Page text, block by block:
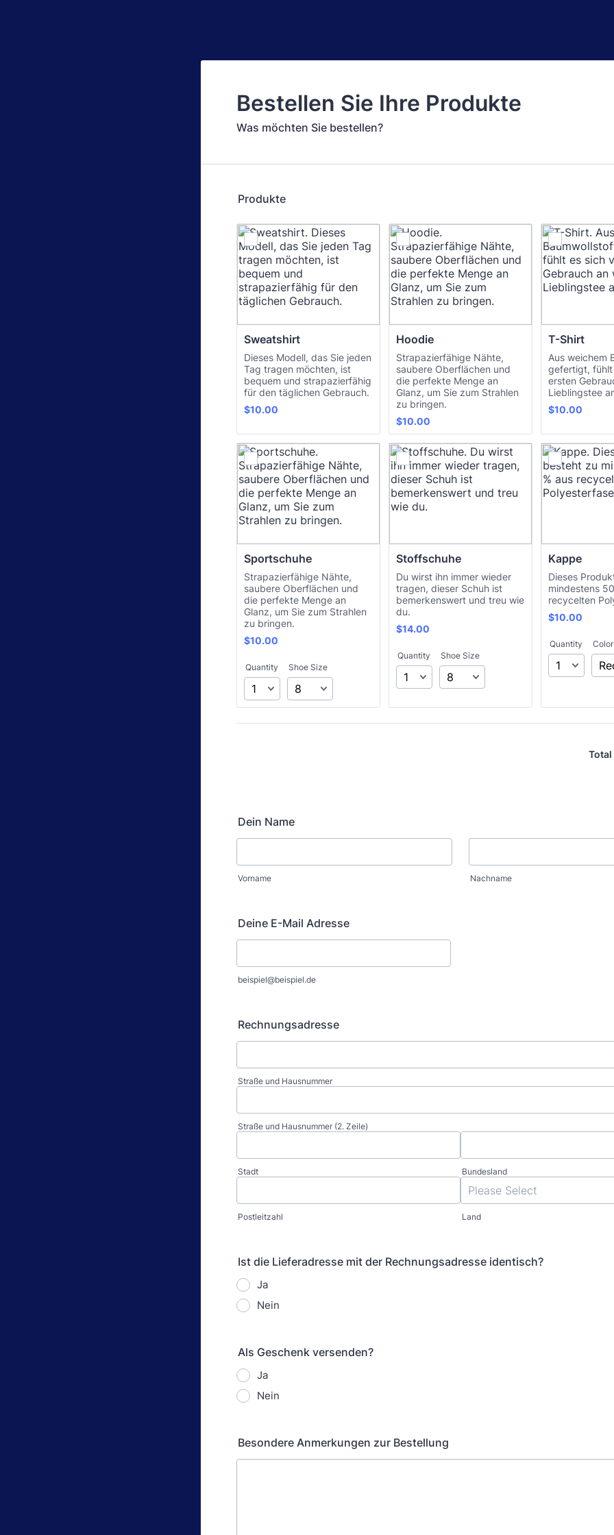
Bestellen Sie Ihre Produkte
Was möchten Sie bestellen?
Produkte
Sweatshirt
Dieses Modell, das Sie jeden
Tag tragen möchten, ist
bequem und strapazierfähig
für den täglichen Gebrauch.
$10.00
$10.00
Hoodie
Strapazierfähige Nähte,
saubere Oberflächen und
die perfekte Menge an
Glanz, um Sie zum Strahlen
zu bringen.
$10.00
$10.00
T-Shirt
Aus weichem
gefertigt, fühlt
ersten
Lieblingstee
$10.00
$10.00
Sportschuhe
Strapazierfähige Nähte,
saubere Oberflächen und
die perfekte Menge an
Glanz, um Sie zum Strahlen
zu bringen.
$10.00
$10.00
Quantity Shoe Size
Stoffschuhe
Du wirst ihn immer wieder
tragen, dieser Schuh ist
bemerkenswert und treu wie
du.
$14.00
$14.00
Quantity Shoe Size
Kappe
Dieses
mindestens
recycelten
$10.00
$10.00
Quantity Color
Total
Dein Name
Vorname Nachname
Deine E-Mail Adresse
beispiel@beispiel.de
Rechnungsadresse
Straße und Hausnummer
Straße und Hausnummer (2. Zeile)
Stadt Bundesland
Postleitzahl Land
Ist die Lieferadresse mit der Rechnungsadresse identisch?
Ja
Nein
Als Geschenk versenden?
Ja
Nein
Besondere Anmerkungen zur Bestellung